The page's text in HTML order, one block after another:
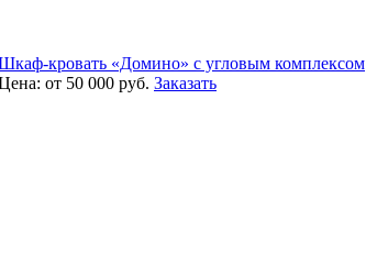
кровать «Домино» с угловым комплексом
от 50 000 руб. Заказать